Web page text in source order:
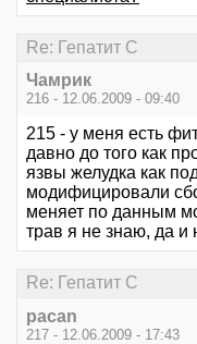
Re: Гепатит С
Чамрик
216 - 12.06.2009 - 09:40
215 - у меня есть
давно до того как
язвы желудка как
модифицировали
меняет по данным
трав я не знаю, да и
Re: Гепатит С
pacan
217 - 12.06.2009 - 17:43